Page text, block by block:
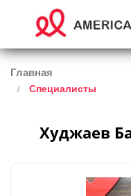
Главная
Специалисты
Худжаев